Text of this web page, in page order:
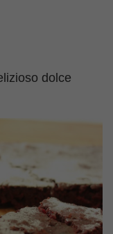
dolce